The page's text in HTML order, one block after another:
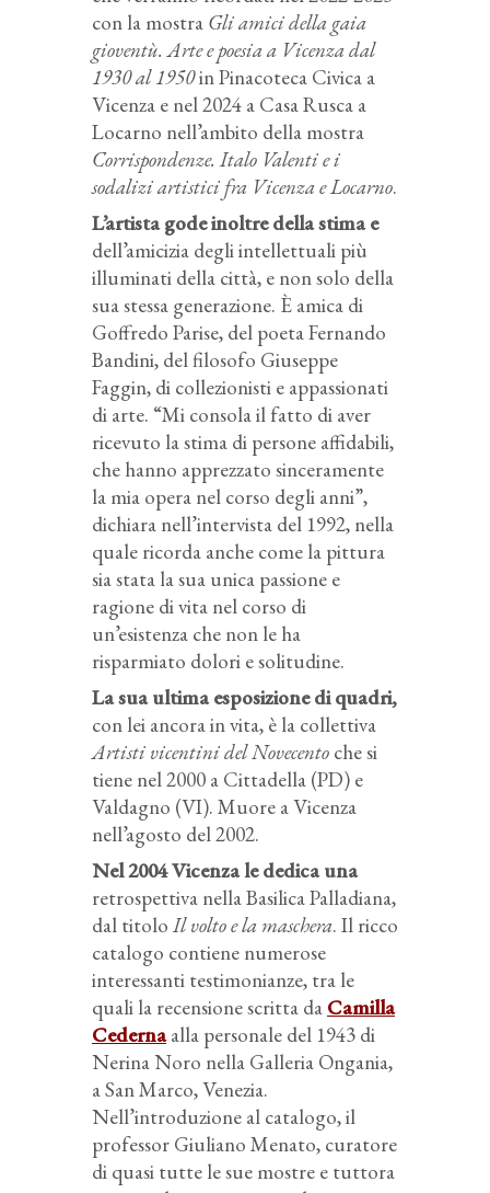
con la mostra Gli amici della gaia
gioventù. Arte e poesia a Vicenza dal
1930 al 1950in Pinacoteca Civica a
Vicenza e nel 2024 a Casa Rusca a
Locarno nell’ambito della mostra
Corrispondenze. Italo Valenti e i
sodalizi artistici fra Vicenza e Locarno.
L’artista gode inoltre della stima e
dell’amicizia degli intellettuali più
illuminati della città, e non solo della
sua stessa generazione. È amica di
Goffredo Parise, del poeta Fernando
Bandini, del filosofo Giuseppe
Faggin, di collezionisti e appassionati
di arte. “Mi consola il fatto di aver
ricevuto la stima di persone affidabili,
che hanno apprezzato sinceramente
la mia opera nel corso degli anni”,
dichiara nell’intervista del 1992, nella
quale ricorda anche come la pittura
sia stata la sua unica passione e
ragione di vita nel corso di
un’esistenza che non le ha
risparmiato dolori e solitudine.
La sua ultima esposizione di quadri,
con lei ancora in vita, è la collettiva
Artisti vicentini del Novecento che si
tiene nel 2000 a Cittadella (PD) e
Valdagno (VI). Muore a Vicenza
nell’agosto del 2002.
Nel 2004 Vicenza le dedica una
retrospettiva nella Basilica Palladiana,
dal titolo Il volto e la maschera. Il ricco
catalogo contiene numerose
interessanti testimonianze, tra le
quali la recensione scritta da Camilla
Cedernaalla personale del 1943 di
Nerina Noro nella Galleria Ongania,
a San Marco, Venezia.
Nell’introduzione al catalogo, il
professor Giuliano Menato, curatore
di quasi tutte le sue mostre e tuttora